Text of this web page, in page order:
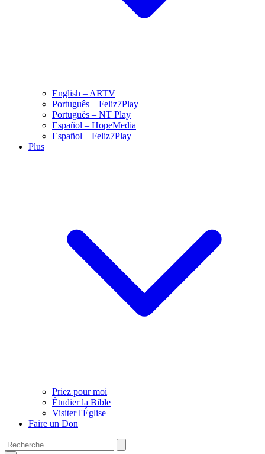
English – ARTV
Português – Feliz7Play
Português – NT Play
Español – HopeMedia
Español – Feliz7Play
Plus
Priez pour moi
Étudier la Bible
Visiter l'Église
Faire un Don